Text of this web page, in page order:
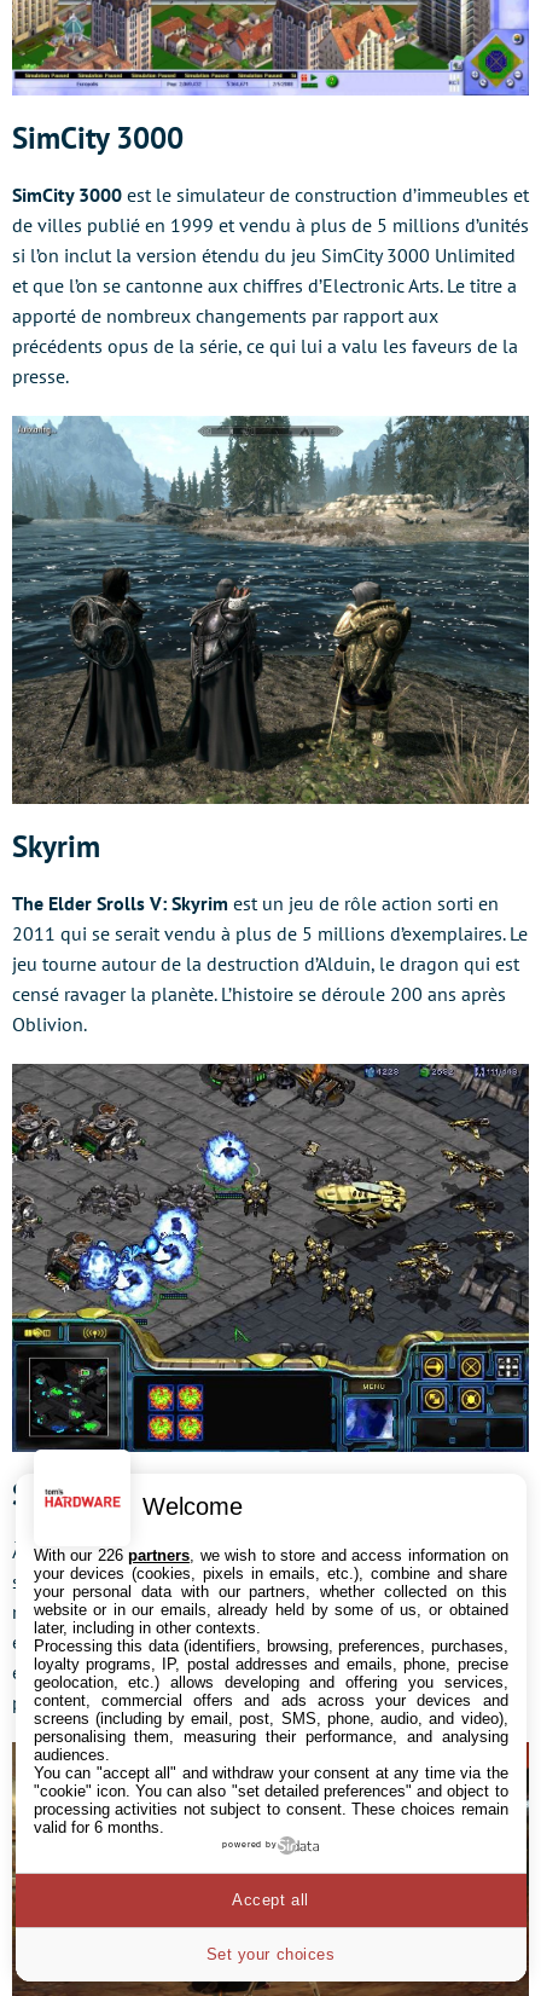
SimCity 3000
SimCity 3000 est le simulateur de construction d’immeubles et
de villes publié en 1999 et vendu à plus de 5 millions d’unités
si l’on inclut la version étendu du jeu SimCity 3000 Unlimited
et que l’on se cantonne aux chiffres d’Electronic Arts. Le titre a
apporté de nombreux changements par rapport aux
précédents opus de la série, ce qui lui a valu les faveurs de la
presse.
Skyrim
The Elder Srolls V: Skyrim est un jeu de rôle action sorti en
2011 qui se serait vendu à plus de 5 millions d’exemplaires. Le
jeu tourne autour de la destruction d’Alduin, le dragon qui est
censé ravager la planète. L’histoire se déroule 200 ans après
Oblivion.
StarCraft
À 11 millions d’exemplaires,StarCraft est le plus célèbre de la
série. Publié en 1998, ce jeu de stratégie en temps réel
multijoueur se déroule dans un 25e siècle fictif où trois
espèces luttent pour dominer la galaxie. Le jeu est
extrêmement populaire en Corée du Sud où il a réalisé
presque la moitié de ses ventes.
Welcome
With our 226partners , we wish to store and access information on
your devices (cookies, pixels in emails, etc.), combine and share
your personal data with our partners, whether collected on this
website or in our emails, already held by some of us, or obtained
later, including in other contexts.
Processing this data (identifiers, browsing, preferences, purchases,
loyalty programs, IP, postal addresses and emails, phone, precise
geolocation, etc.) allows developing and offering you services,
content, commercial offers and ads across your devices and
screens (including by email, post, SMS, phone, audio, and video),
personalising them, measuring their performance, and analysing
audiences.
You can "accept all" and withdraw your consent at any time via the
"cookie" icon. You can also "set detailed preferences" and object to
processing activities not subject to consent. These choices remain
valid for 6 months.
powered by
Set your choices
Accept all